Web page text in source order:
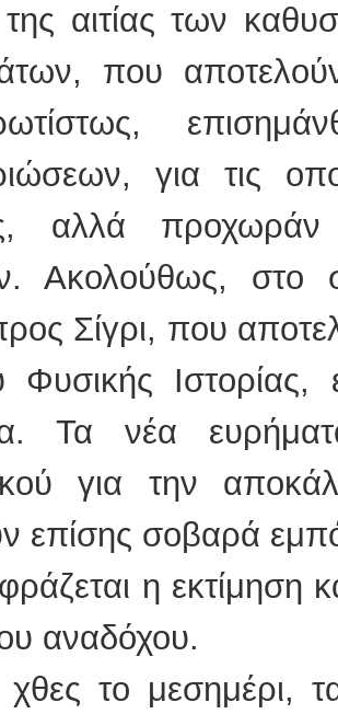
αιτίας των
που
για τις
αλλά
Ακολούθως, στο
Σίγρι, που
Φυσικής Ιστορίας,
Τα νέα
για την
επίσης σοβαρά
η εκτίμηση
αναδόχου.
το μεσημέρι,